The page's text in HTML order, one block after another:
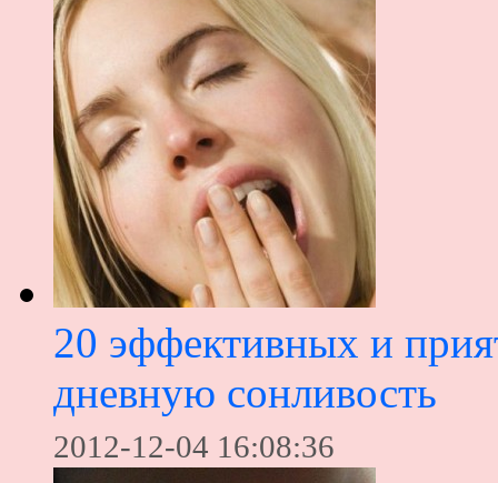
20 эффективных и
дневную сонливость
2012-12-04 16:08:36